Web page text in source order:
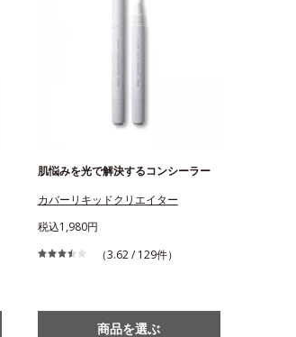
肌悩みを光で解決するコンシーラー
カバーリキッドクリエイター
税込1,980円
（3.62 / 129件）
商品を選ぶ